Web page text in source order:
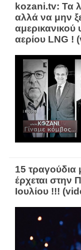
kozani.tv: Τα
αλλά να μην
αερίου LNG !
15 τραγούδια
έρχεται στην
Ιουλίου !!!